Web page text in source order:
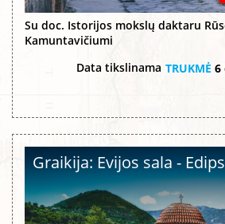
Su doc. Istorijos mokslų daktaru
Kamuntavičiumi
Data tikslinama TRUKMĖ 6
Graikija: Evijos sala -